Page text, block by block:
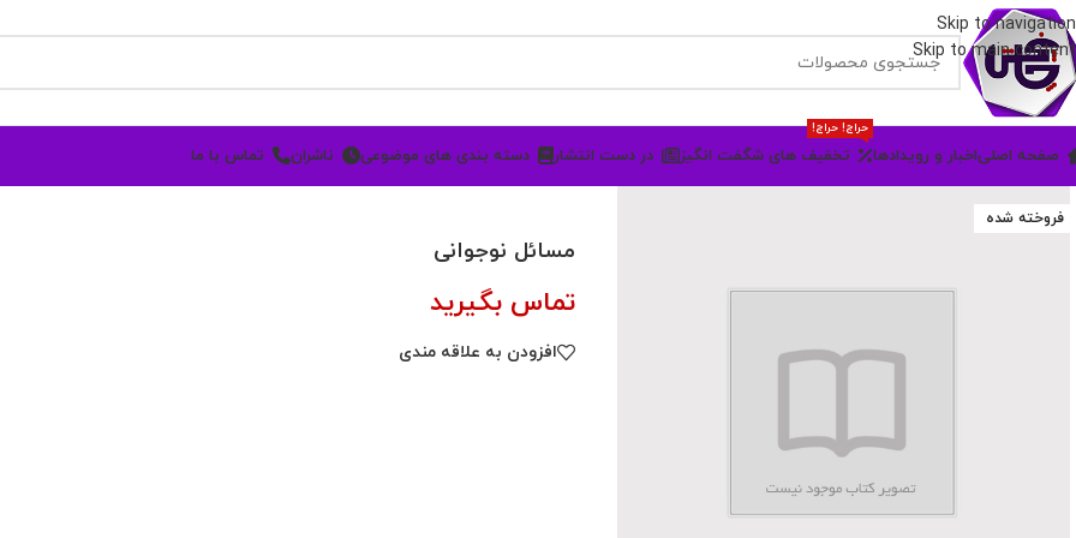
Skip to navigation
Skip to main content
صفحه اصلیاخبار و رویدادها تخفیف های شگفت انگیز
حراج! حراج!
در دست انتشار دسته بندی های موضوعی ناشران تماس با ما
فروخته شده
مسائل نوجوانی
تماس بگیرید
افزودن به علاقه مندی